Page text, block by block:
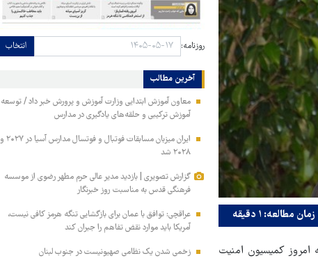
زمان مطالعه: ۱ دقیقه
امروز کمیسیون امنیت
روزنامه: انتخاب
آخرین مطالب
معاون آموزش ابتدایی وزارت آموزش و پرورش خبر داد / توسعه
آموزش ترکیبی و حلقه‌های یادگیری در مدارس
ایران میزبان مسابقات فوتبال و فوتسال مدارس آسیا در ۲۰۲۷ و
۲۰۲۸ شد
گزارش تصویری | بازدید مدیر عالی حرم مطهر رضوی از موسسه
فرهنگی قدس به مناسبت روز خبرنگار
عراقچی: توافق با عمان برای بازگشایی تنگه هرمز کافی نیست،
آمریکا باید موارد نقض تفاهم را جبران کند
زخمی‌ شدن یک نظامی صهیونیست در جنوب لبنان